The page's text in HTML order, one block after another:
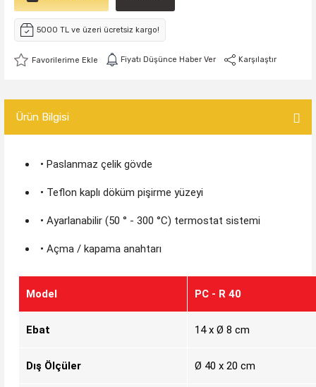
5000 TL ve üzeri ücretsiz kargo!
Fiyatı Düşünce Haber Ver Karşılaştır
Ürün Bilgisi
• Paslanmaz çelik gövde
• Teflon kaplı döküm pişirme yüzeyi
• Ayarlanabilir (50 ° - 300 °C) termostat sistemi
• Açma / kapama anahtarı
Model PC - R 40
Ebat 14 x Ø 8 cm
Dış Ölçüler Ø 40 x 20 cm